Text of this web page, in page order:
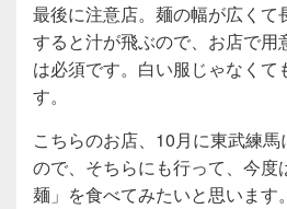
最後に注意店。麺の幅が広くて
すると汁が飛ぶので、お店で用
は必須です。白い服じゃなく
す。
こちらのお店、10月に東武練
ので、そちらにも行って、今度
麺」を食べてみたいと思います。